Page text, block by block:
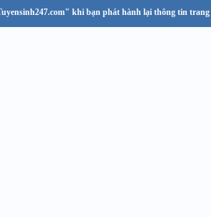
khi bạn phát hành lại thông tin trang